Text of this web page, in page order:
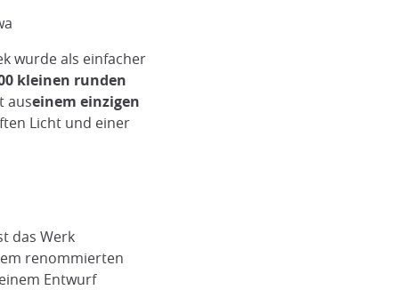
wurde als einfacher
kleinen runden
auseinem einzigen
Licht und einer
das Werk
renommierten
Entwurf